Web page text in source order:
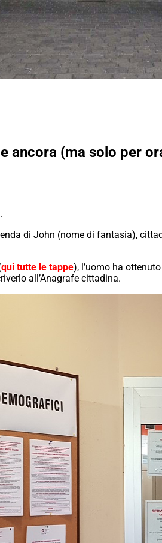
ancora (ma solo per
di John (nome di fantasia),
qui tutte le tappe), l’uomo ha
all’Anagrafe cittadina.